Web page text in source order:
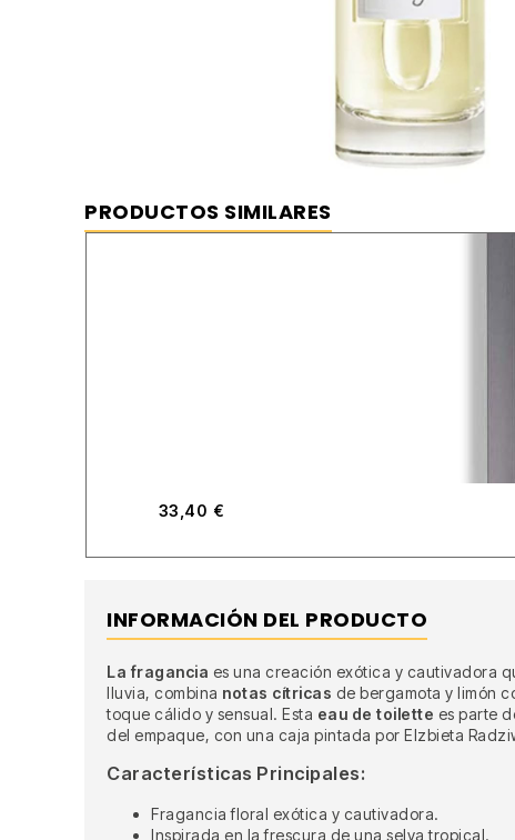
PRODUCTOS SIMILARES
33,40 €
INFORMACIÓN DEL PRODUCTO
La fragancia es una creación exótica y cautivadora
lluvia, combina notas cítricas de bergamota y limón
toque cálido y sensual. Esta eau de toilette es parte
del empaque, con una caja pintada por Elzbieta
Características Principales:
Fragancia floral exótica y cautivadora.
Inspirada en la frescura de una selva tropical.